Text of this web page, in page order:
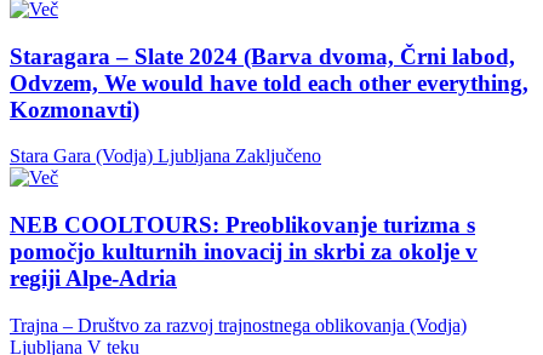
Staragara – Slate 2024 (Barva dvoma, Črni labod,
Odvzem, We would have told each other everything,
Kozmonavti)
Stara Gara (Vodja) Ljubljana Zaključeno
NEB COOLTOURS: Preoblikovanje turizma s
pomočjo kulturnih inovacij in skrbi za okolje v
regiji Alpe-Adria
Trajna – Društvo za razvoj trajnostnega oblikovanja (Vodja)
Ljubljana V teku